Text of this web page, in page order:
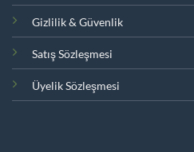
Gizlilik & Güvenlik
Satış Sözleşmesi
Üyelik Sözleşmesi